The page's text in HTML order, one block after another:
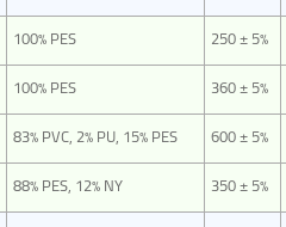
100% PES 250 ± 5%
100% PES 360 ± 5%
83% PVC, 2% PU, 15% PES 600 ± 5%
88% PES, 12% NY 350 ± 5%